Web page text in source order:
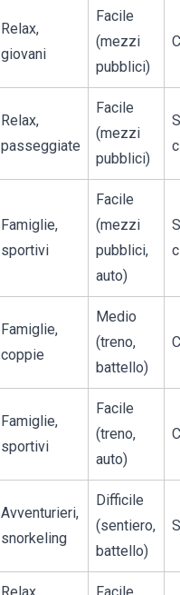
Relax,
giovani
Facile
(mezzi
pubblici)
Relax,
passeggiate
Facile
(mezzi
pubblici)
Famiglie,
sportivi
Facile
(mezzi
pubblici,
auto)
Famiglie,
coppie
Medio
(treno,
battello)
Famiglie,
sportivi
Facile
(treno,
auto)
Avventurieri,
snorkeling
Difficile
(sentiero,
battello)